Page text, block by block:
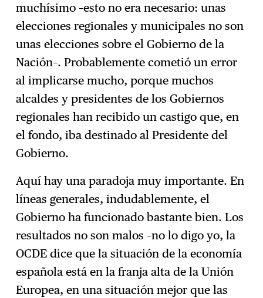
muchísimo –esto no era necesario: unas
elecciones regionales y municipales no son
unas elecciones sobre el Gobierno de la
Nación–. Probablemente cometió un error
al implicarse mucho, porque muchos
alcaldes y presidentes de los Gobiernos
regionales han recibido un castigo que, en
el fondo, iba destinado al Presidente del
Gobierno.
Aquí hay una paradoja muy importante. En
líneas generales, indudablemente, el
Gobierno ha funcionado bastante bien. Los
resultados no son malos –no lo digo yo, la
OCDE dice que la situación de la economía
española está en la franja alta de la Unión
Europea, en una situación mejor que las